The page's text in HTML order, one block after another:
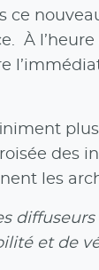
ce
À
des
les
et de